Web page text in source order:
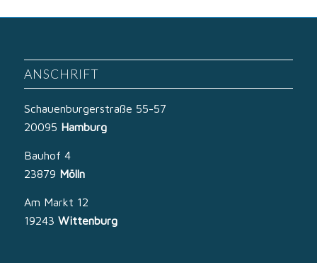
ANSCHRIFT
Schauenburgerstraße 55-57
20095 Hamburg
Bauhof 4
23879 Mölln
Am Markt 12
19243 Wittenburg